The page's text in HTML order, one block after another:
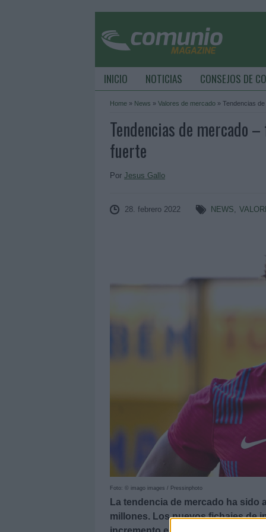
INICIO NOTICIAS CONSEJOS DE
Home » News » Valores de mercado » Tendencias
Tendencias de mercado
fuerte
Por Jesus Gallo
28. febrero 2022 NEWS,
Foto: © imago images / Pressinphoto
La tendencia de mercado ha sido
millones. Los nuevos fichajes de